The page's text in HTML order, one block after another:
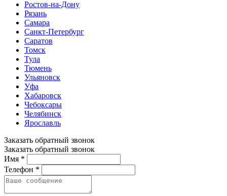
Ростов-на-Дону
Рязань
Самара
Санкт-Петербург
Саратов
Томск
Тула
Тюмень
Ульяновск
Уфа
Хабаровск
Чебоксары
Челябинск
Ярославль
Заказать обратный звонок
Заказать обратный звонок
Имя *
Телефон *